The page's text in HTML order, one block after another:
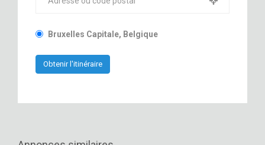
Bruxelles Capitale, Belgique